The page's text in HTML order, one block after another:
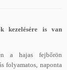
kezelésére is van
a hajas fejbőrön
folyamatos, naponta